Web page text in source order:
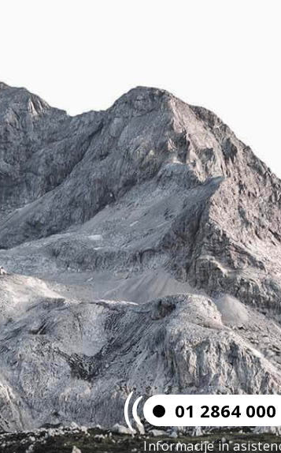
01 2864 000
Informacije in